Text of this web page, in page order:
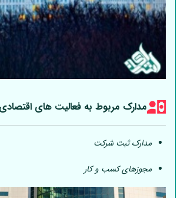
مدارک مربوط به فعالیت های اقتصادی
مدارک ثبت شرکت
مجوزهای کسب و کار